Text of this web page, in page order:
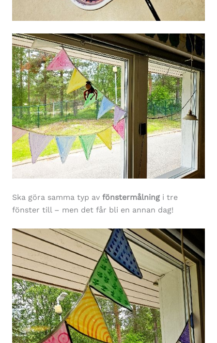
Ska göra samma typ av fönstermålningi tre
fönster till – men det får bli en annan dag!